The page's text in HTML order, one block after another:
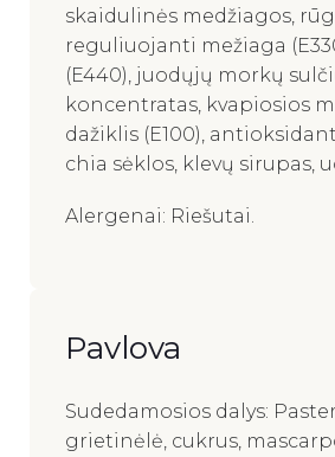
skaidulinės medžiagos,
reguliuojanti mežiaga
(E440), juodųjų morkų
koncentratas, kvapiosios
dažiklis (E100),
chia sėklos, klevų sirupas,
Alergenai: Riešutai.
Pavlova
Sudedamosios dalys:
grietinėlė, cukrus,